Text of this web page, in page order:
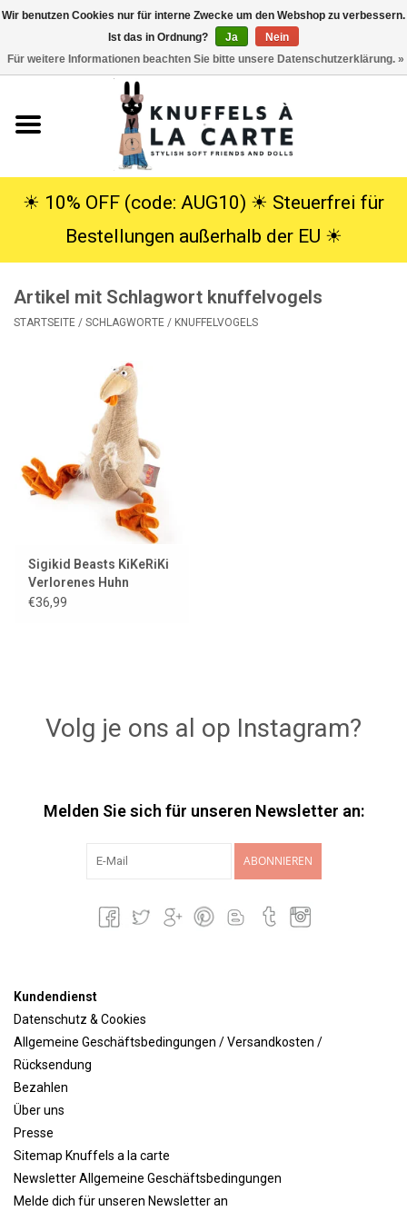
Kuscheltiere
SALE
Marken
☀︎ 10% OFF (code: AUG10) ☀︎ Steuerfrei für
Bestellungen außerhalb der EU ☀︎
Artikel mit Schlagwort knuffelvogels
STARTSEITE / SCHLAGWORTE / KNUFFELVOGELS
Sigikid Beasts KiKeRiKi
Verlorenes Huhn
€36,99
Volg je ons al op Instagram?
Melden Sie sich für unseren Newsletter an:
ABONNIEREN
Kundendienst
Datenschutz & Cookies
Allgemeine Geschäftsbedingungen / Versandkosten /
Rücksendung
Bezahlen
Über uns
Presse
Sitemap Knuffels a la carte
Newsletter Allgemeine Geschäftsbedingungen
Melde dich für unseren Newsletter an
Wir benutzen Cookies nur für interne Zwecke um den Webshop zu verbessern.
Ist das in Ordnung?
Ja
Nein
Für weitere Informationen beachten Sie bitte unsere Datenschutzerklärung. »